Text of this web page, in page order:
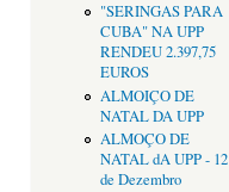
"SERINGAS PARA
CUBA" NA UPP
RENDEU 2.397,75
EUROS
ALMOIÇO DE
NATAL DA UPP
ALMOÇO DE
NATAL dA UPP - 12
de Dezembro